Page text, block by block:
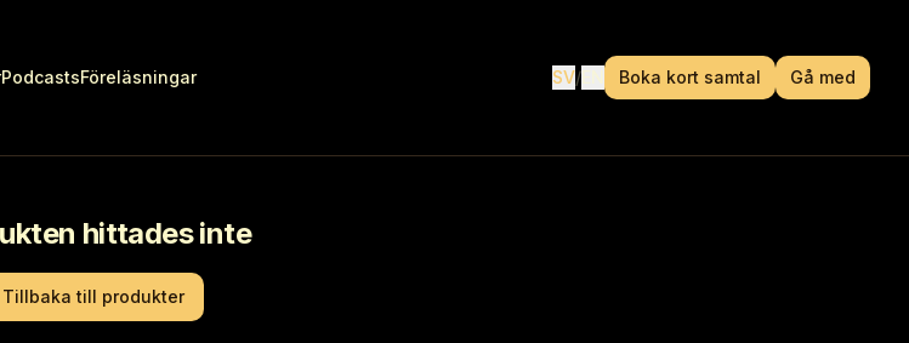
PodcastsFöreläsningar SV/ Boka kort samtal Gå med
hittades inte
Tillbaka till produkter